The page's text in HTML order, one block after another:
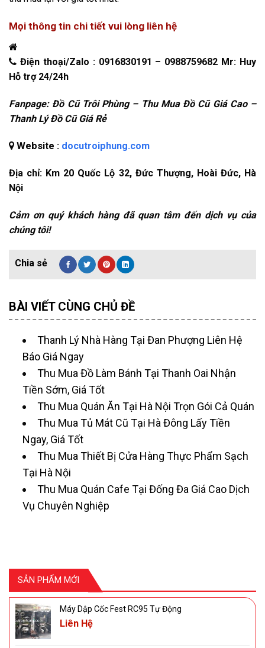
SẢN PHẨM MỚI
Máy Dập Cốc Fest RC95 Tự Động
Liên Hệ
Mọi thông tin chi tiết vui lòng liên hệ
Điện thoại/Zalo : 0916830191 – 0988759682 Mr: Huy
Hỗ trợ 24/24h
Fanpage: Đồ Cũ Trôi Phùng – Thu Mua Đồ Cũ Giá Cao –
Thanh Lý Đồ Cũ Giá Rẻ
Website : docutroiphung.com
Địa chỉ: Km 20 Quốc Lộ 32, Đức Thượng, Hoài Đức, Hà
Nội
Cảm ơn quý khách hàng đã quan tâm đến dịch vụ của
chúng tôi!
BÀI VIẾT CÙNG CHỦ ĐỀ
Thanh Lý Nhà Hàng Tại Đan Phượng Liên Hệ
Báo Giá Ngay
Thu Mua Đồ Làm Bánh Tại Thanh Oai Nhận
Tiền Sớm, Giá Tốt
Thu Mua Quán Ăn Tại Hà Nội Trọn Gói Cả Quán
Thu Mua Tủ Mát Cũ Tại Hà Đông Lấy Tiền
Ngay, Giá Tốt
Thu Mua Thiết Bị Cửa Hàng Thực Phẩm Sạch
Tại Hà Nội
Thu Mua Quán Cafe Tại Đống Đa Giá Cao Dịch
Vụ Chuyên Nghiệp